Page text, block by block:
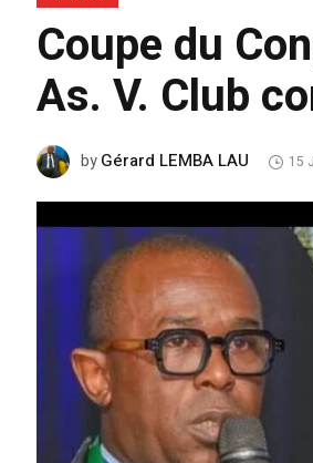
Coupe du
As. V. Club
byGérard LEMBA LAU 15